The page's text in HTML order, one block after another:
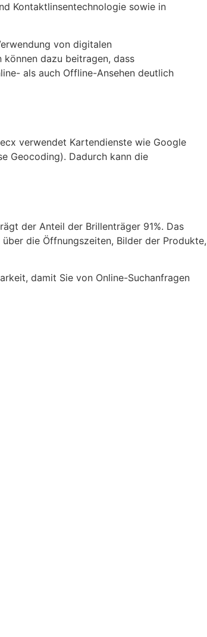
Kontaktlinsentechnologie sowie in
von digitalen
dazu beitragen, dass
als auch Offline-Ansehen deutlich
verwendet Kartendienste wie Google
Geocoding). Dadurch kann die
der Anteil der Brillenträger 91%. Das
die Öffnungszeiten, Bilder der Produkte,
damit Sie von Online-Suchanfragen